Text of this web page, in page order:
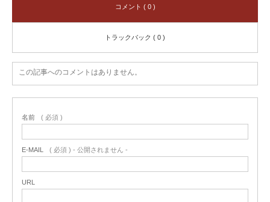
コメント ( 0 )
トラックバック ( 0 )
この記事へのコメントはありません。
名前 ( 必須 )
E-MAIL ( 必須 ) - 公開されません -
URL